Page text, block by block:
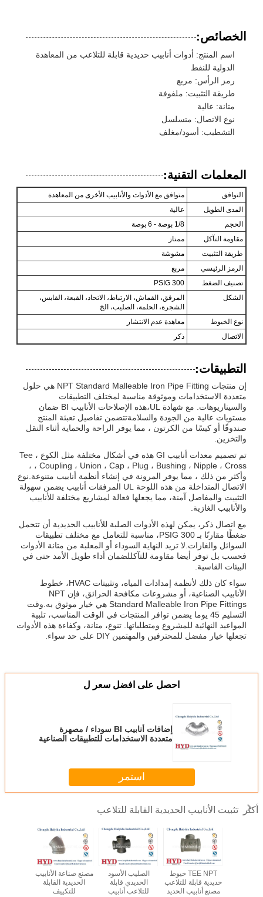
الخصائص:
اسم المنتج: أدوات أنابيب حديدية قابلة للتلاعب من المعاهدة
الدولية للنفط
رمز الرأس: مربع
طريقة التثبيت: ملفوفة
متانة: عالية
نوع الاتصال: متسلسل
التشطيب: أسود/مغلف
المعلمات التقنية:
التوافق
متوافق مع الأدوات والأنابيب الأخرى من المعاهدة
المدى الطويل
عالية
الحجم
1/8 بوصة - 6 بوصة
مقاومة التآكل
ممتاز
طريقة التثبيت
مشوشة
الرمز الرئيسي
مربع
تصنيف الضغط
300 PSIG
الشكل
المرفق، القماش، الارتباط، الاتحاد، القبعة، القابس،
الشجرة، الحلمة، الصليب، الخ
نوع الخيوط
معاهدة عدم الانتشار
الاتصال
ذكر
التطبيقات:
إن منتجات NPT Standard Malleable Iron Pipe Fitting هي حلول
متعددة الاستخدامات وموثوقة مناسبة لمختلف التطبيقات
والسيناريوهات. مع شهادة UL،هذه الإصلاحات الأنابيب BI ضمان
مستويات عالية من الجودة والسلامةتتضمن تفاصيل تعبئة المنتج
صندوقًا أو كيسًا من الكرتون ، مما يوفر الراحة والحماية أثناء النقل
والتخزين.
تم تصميم معدات أنابيب GI هذه في أشكال مختلفة مثل الكوع ، Tee
، Coupling ، Union ، Cap ، Plug ، Bushing ، Nipple ، Cross ،
وأكثر من ذلك ، مما يوفر المرونة في إنشاء أنظمة أنابيب متنوعة.نوع
الاتصال المتداخلة من هذه اللوحة UL المرفقات أنابيب يضمن سهولة
التثبيت والمفاصل آمنة، مما يجعلها فعالة لمشاريع مختلفة للأنابيب
والأنابيب الغازية.
مع اتصال ذكر، يمكن لهذه الأدوات الصلبة للأنابيب الحديدية أن تتحمل
ضغطًا مقارنًا بـ 300 PSIG، مناسبة للتعامل مع مختلف تطبيقات
السوائل والغازات.لا تزيد النهاية السوداء أو المعلبة من متانة الأدوات
فحسب بل توفر أيضا مقاومة للتآكللضمان أداء طويل الأمد حتى في
البيئات القاسية.
سواء كان ذلك لأنظمة إمدادات المياه، وتثبيتات HVAC، خطوط
الأنابيب الصناعية، أو مشروعات مكافحة الحرائق، فإن NPT
Standard Malleable Iron Pipe Fittings هي خيار موثوق به.وقت
التسليم 45 يوما يضمن توافر المنتجات في الوقت المناسب، تلبية
المواعيد النهائية للمشروع ومتطلباتها. تنوع، متانة، وكفاءة هذه الأدوات
تجعلها خيار مفضل للمحترفين والمهتمين DIY على حد سواء.
احصل على افضل سعر ل
إضافات أنابيب BI سوداء / مصهرة
متعددة الاستخدامات للتطبيقات الصناعية
استمر
أكثر تثبيت الأنابيب الحديدية القابلة للتلاعب
مصنع صناعة الأنابيب
الحديدية القابلة
للتكييف
الصليب الأسود
الحديدي قابلة
للتلاعب أنابيب
TEE NPT خيوط
حديدية قابلة للتلاعب
مصنع أنابيب الحديد